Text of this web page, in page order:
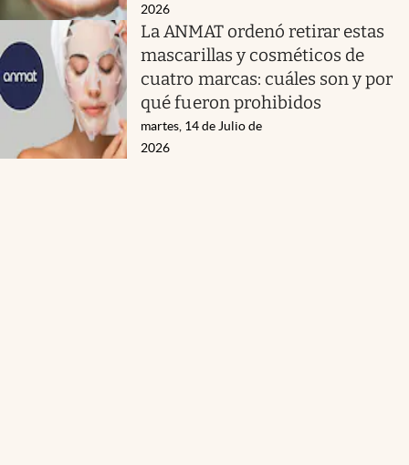
2026
La ANMAT ordenó retirar estas
mascarillas y cosméticos de
cuatro marcas: cuáles son y por
qué fueron prohibidos
martes, 14 de Julio de
2026